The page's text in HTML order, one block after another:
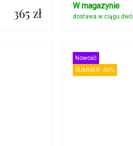
365 zł W magazynie
Nowość
SUMMER -30%